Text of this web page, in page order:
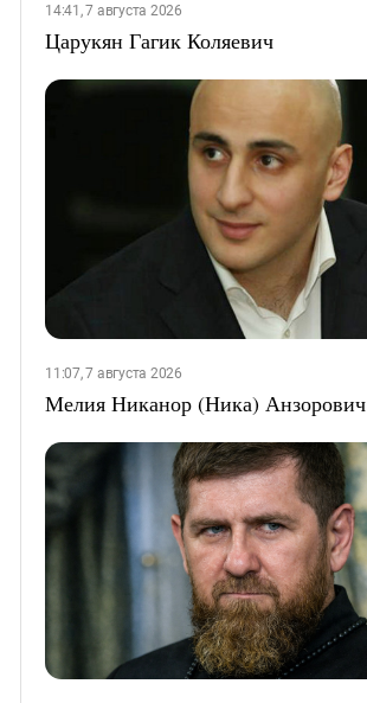
14:41, 7 августа 2026
Царукян Гагик Коляевич
11:07, 7 августа 2026
Мелия Никанор (Ника) Анзорович